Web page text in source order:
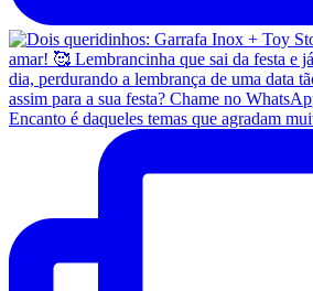
Encanto é daqueles temas que agradam